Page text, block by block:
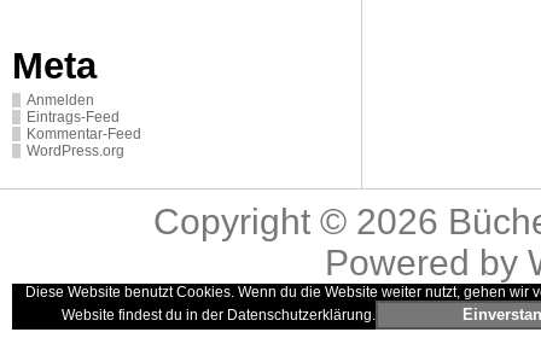
Meta
Anmelden
Eintrags-Feed
Kommentar-Feed
WordPress.org
Copyright © 2026
Powered by
Diese Website benutzt Cookies. Wenn du die Website weiter nutzt, gehen
Website findest du in der Datenschutzerklärung.